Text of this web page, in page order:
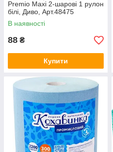
Premio Maxi 2-шарові 1 рулон
білі, Диво, Арт.48475
В наявності
88 ₴
Купити